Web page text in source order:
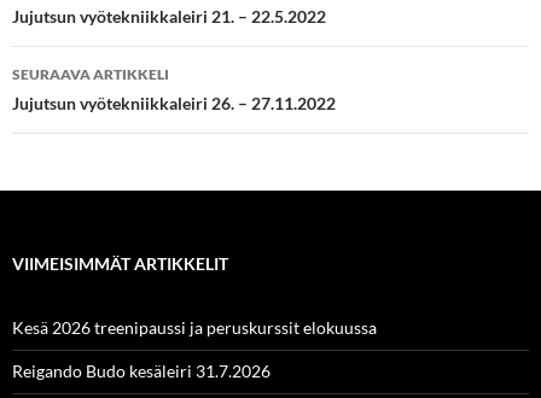
selaus
Jujutsun vyötekniikkaleiri 21. – 22.5.2022
SEURAAVA ARTIKKELI
Jujutsun vyötekniikkaleiri 26. – 27.11.2022
VIIMEISIMMÄT ARTIKKELIT
Kesä 2026 treenipaussi ja peruskurssit elokuussa
Reigando Budo kesäleiri 31.7.2026